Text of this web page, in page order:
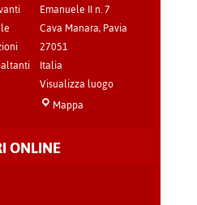
Emanuele II n. 7
Cava Manara,Pavia
27051
Italia
Visualizza luogo
Mappa
ONLINE